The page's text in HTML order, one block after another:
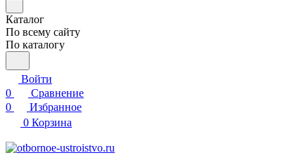
Каталог
По всему сайту
По каталогу
Войти
0
Сравнение
0
Избранное
0 Корзина